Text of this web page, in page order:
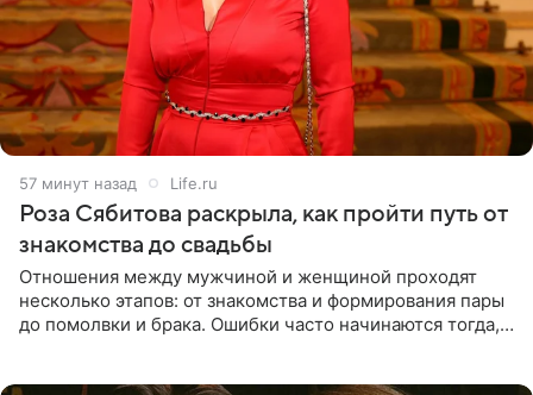
57 минут назад Life.ru
Роза Сябитова раскрыла, как пройти путь от
знакомства до свадьбы
Отношения между мужчиной и женщиной проходят
несколько этапов: от знакомства и формирования пары
до помолвки и брака. Ошибки часто начинаются тогда,